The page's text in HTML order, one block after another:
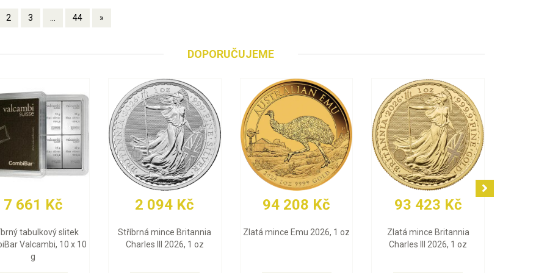
2 3 ... 44 »
DOPORUČUJEME
Kč
Emu 2026, 1 oz
93 423 Kč
Zlatá mince Britannia
Charles III 2026, 1 oz
30 483 Kč
Zlatý slitek Valcambi 10 g
93 012 Kč
Zlatá mince Maple Leaf
2026, 1 oz